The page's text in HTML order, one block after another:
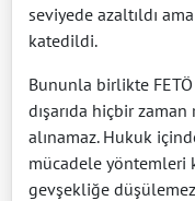
seviyede azaltıldı
katedildi.
Bununla birlikte
dışarıda hiçbir
alınamaz. Hukuk
mücadele yöntemleri
gevşekliğe